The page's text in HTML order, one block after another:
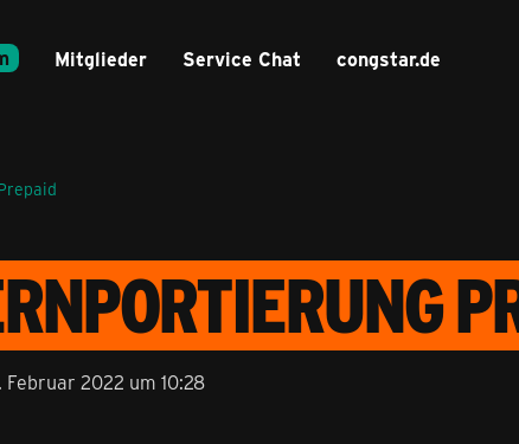
Mitglieder Service Chat congstar.de
Februar 2022 um 10:28